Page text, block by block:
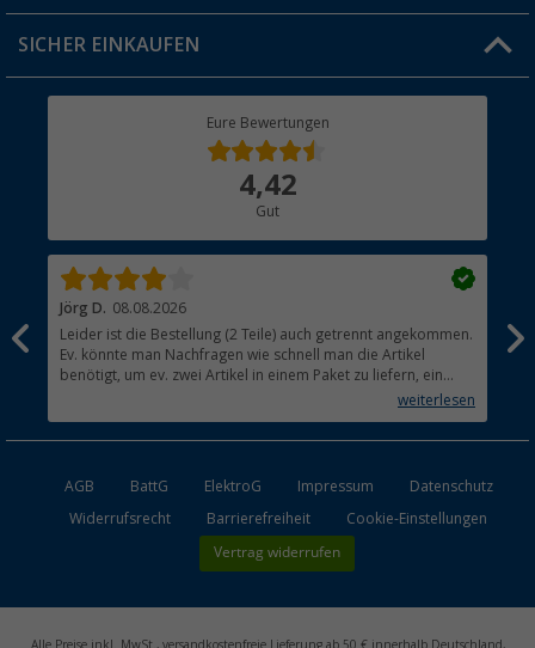
Jobs & Karriere
Rücksendung
SICHER EINKAUFEN
Eure Bewertungen
4,42
Gut
Jörg D. 08.08.2026
Leider ist die Bestellung (2 Teile) auch getrennt angekommen.
Ev. könnte man Nachfragen wie schnell man die Artikel
benötigt, um ev. zwei Artikel in einem Paket zu liefern, ein
weiterlesen
Ich
AGB BattG ElektroG Impressum
Datenschutz
Widerrufsrecht
Barrierefreiheit Cookie-Einstellungen
Vertrag widerrufen
Alle Preise inkl. MwSt., versandkostenfreie Lieferung ab 50 € innerhalb Deutschland,